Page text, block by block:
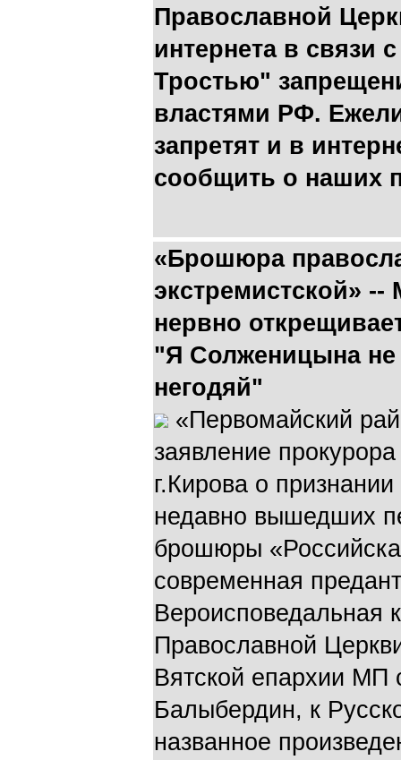
Православной
интернета в связи
Тростью"
властями РФ.
запретят и в
сообщить о наших
«Брошюра
экстремистской»
нервно
"Я Солженицына не
негодяй"
«Первомайский
заявление
г.Кирова о
недавно вышедших
брошюры
современная
Вероисповедальная
Православной
Вятской епархии МП
Балыбердин, к
названное